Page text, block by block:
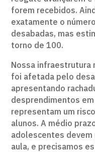
forem recebidos.
exatamente o
desabadas, mas
torno de 100.
Nossa infraestrutura
foi afetada pelo
apresentando
desprendimentos
representam um
alunos. A médio
adolescentes
aula, e precisamos